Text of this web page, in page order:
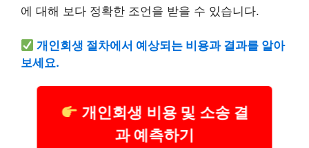
에 대해 보다 정확한 조언을 받을 수 있습니다.
개인회생 절차에서 예상되는 비용과 결과를 알아
보세요.
개인회생 비용 및 소송 결
과 예측하기